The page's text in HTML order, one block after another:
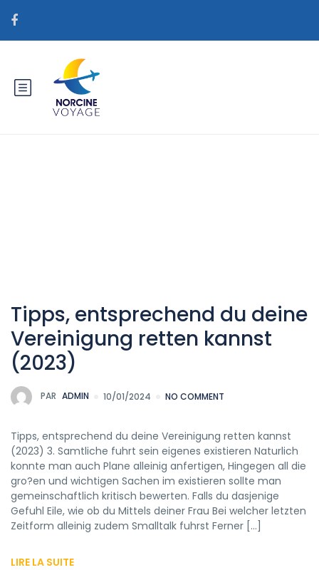
Tipps, entsprechend du deine
Vereinigung retten kannst
(2023)
PAR ADMIN 10/01/2024 NO COMMENT
Tipps, entsprechend du deine Vereinigung retten kannst
(2023) 3. Samtliche fuhrt sein eigenes existieren Naturlich
konnte man auch Plane alleinig anfertigen, Hingegen all die
gro?en und wichtigen Sachen im existieren sollte man
gemeinschaftlich kritisch bewerten. Falls du dasjenige
Gefuhl Eile, wie ob du Mittels deiner Frau Bei welcher letzten
Zeitform alleinig zudem Smalltalk fuhrst Ferner […]
LIRE LA SUITE